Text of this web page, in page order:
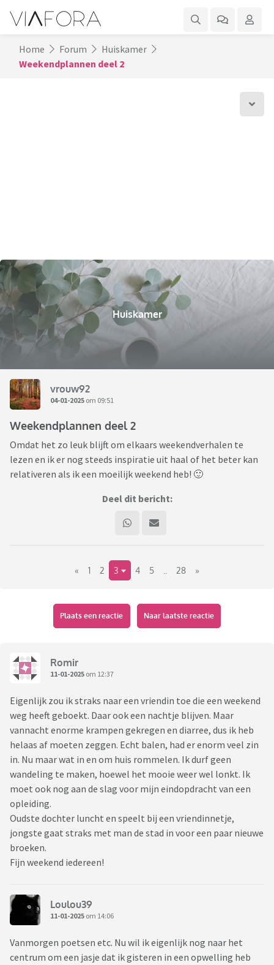
Home Forum
Huiskamer
Weekendplannen deel 2
Huiskamer
vrouw92
04-01-2025 om 09:51
Weekendplannen deel 2
Omdat het zo leuk blijft om elkaars weekendverhalen te
lezen en ik er nog steeds inspiratie uit haal of het beter kan
relativeren als ik een moeilijk weekend heb! 🙂
Deel dit bericht:
« 1 2 3 4 5 28 »
Plaats een reactie Naar laatste reactie
Romir
11-01-2025 om 12:37
Eigenlijk zou ik straks naar een vriendin toe die een weekend
weg heeft geboekt. Daar ook een nachtje blijven. Maar
vannacht enorme krampen gekregen en diarree, dus ik heb
helaas af moeten zeggen. Echt balen, had er enorm veel zin
in. Nu maar wat in en om huis rommelen. Ik durf geen
wandeling te maken, hoewel het mooie weer wel lonkt. Ik
moet ook nog aan de slag voor mijn eindopdracht van een
opleiding.
Oudste dochter luncht en speelt bij een vriendinnetje,
jongste gaat straks met man de stad in voor een paar nieuwe
broeken.
Fijn weekend iedereen!
Loulou39
11-01-2025 om 14:06
Vanmorgen poetsen etc. Nu wil ik eigenlijk nog naar het
centrum om een jasje dat ik gisteren in een opwelling heb